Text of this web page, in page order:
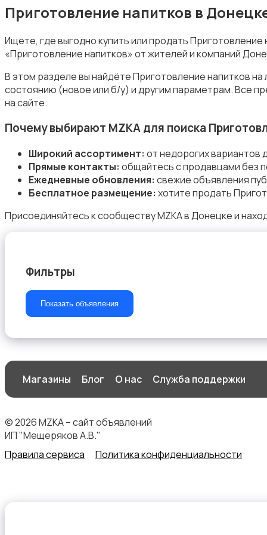
Приготовление еды
Приготовление напитков
Утюги и уход за одеждой
Приготовление напитков в
Ищете, где выгодно купить или продать
«Приготовление напитков» от жителей и компаний
В этом разделе вы найдёте Приготовление напитков
состоянию (новое или б/у) и другим параметрам. Все
на сайте.
Почему выбирают MZKA для поиска
Широкий ассортимент: от недорогих
Прямые контакты: общайтесь с продавцами без
Ежедневные обновления: свежие объявления
Бесплатное размещение: хотите продать
Присоединяйтесь к сообществу MZKA в Донецке и
Фильтры
Показать объявления
Магазины Блог О нас Служба поддержки
© 2026 MZKA – сайт объявлений
ИП "Мещеряков А.В."
Правила сервиса
Политика конфиденциальности